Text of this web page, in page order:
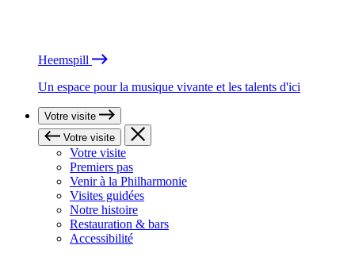
Heemspill
Un espace pour la musique vivante et les talents d'ici
Votre visite
Votre visite
Votre visite
Premiers pas
Venir à la Philharmonie
Visites guidées
Notre histoire
Restauration & bars
Accessibilité